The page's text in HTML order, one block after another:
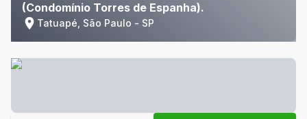
(Condomínio Torres de Espanha).
Tatuapé, São Paulo - SP